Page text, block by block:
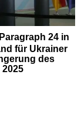
Paragraph 24 in
für Ukrainer
des